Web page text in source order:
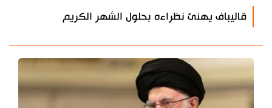
قاليباف يهنئ نظراءه بحلول الشهر الكريم